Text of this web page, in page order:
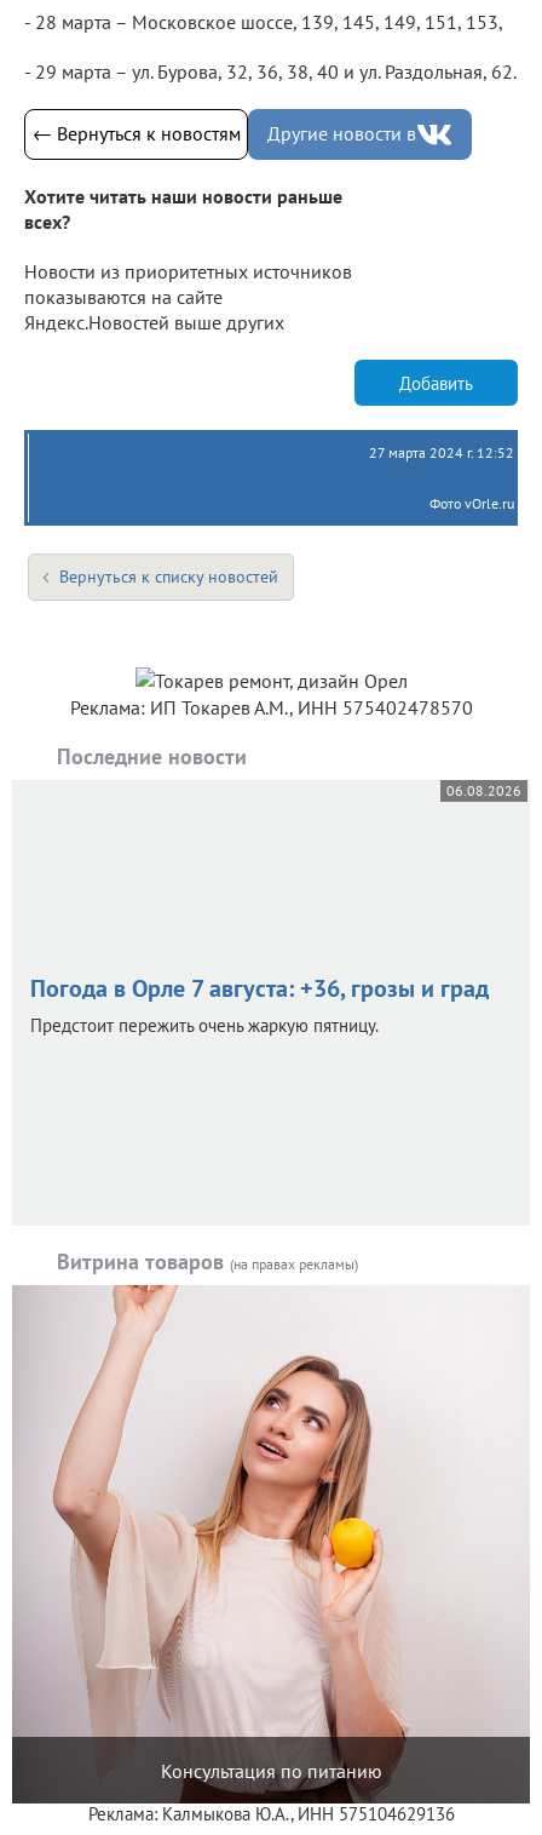
- 28 марта – Московское шоссе, 139, 145, 149, 151, 153,
- 29 марта – ул. Бурова, 32, 36, 38, 40 и ул. Раздольная, 62.
← Вернуться к новостям Другие новости в
Хотите читать наши новости раньше
всех?
Новости из приоритетных источников
показываются на сайте
Яндекс.Новостей выше других
Добавить
27 марта 2024 г. 12:52
Фото vOrle.ru
Вернуться к списку новостей
Реклама: ИП Токарев А.М., ИНН 575402478570
Последние новости
06.08.2026
Погода в Орле 7 августа: +36, грозы и град
Предстоит пережить очень жаркую пятницу.
Витрина товаров (на правах рекламы)
Консультация по питанию
Реклама: Калмыкова Ю.А., ИНН 575104629136